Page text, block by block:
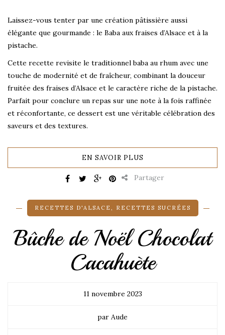
Laissez-vous tenter par une création pâtissière aussi
élégante que gourmande : le Baba aux fraises d’Alsace et à la
pistache.
Cette recette revisite le traditionnel baba au rhum avec une
touche de modernité et de fraîcheur, combinant la douceur
fruitée des fraises d’Alsace et le caractère riche de la pistache.
Parfait pour conclure un repas sur une note à la fois raffinée
et réconfortante, ce dessert est une véritable célébration des
saveurs et des textures.
EN SAVOIR PLUS
Partager
RECETTES D'ALSACE , RECETTES SUCRÉES
Bûche de Noël Chocolat
Cacahuète
11 novembre 2023
par Aude